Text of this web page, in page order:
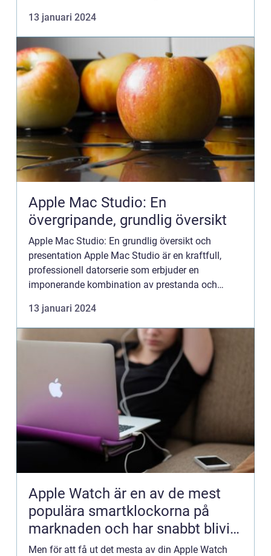
intresse för att...
13 januari 2024
Apple Mac Studio: En
övergripande, grundlig översikt
Apple Mac Studio: En grundlig översikt och
presentation Apple Mac Studio är en kraftfull,
professionell datorserie som erbjuder en
imponerande kombination av prestanda och
genomgång av Apple Mac Stud...
13 januari 2024
Apple Watch är en av de mest
populära smartklockorna på
marknaden och har snabbt blivit
en symbol för stil och teknologi
Men för att få ut det mesta av din Apple Watch